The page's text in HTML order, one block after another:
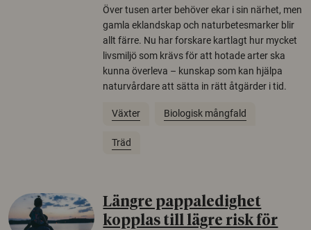
Över tusen arter behöver ekar i sin närhet, men
gamla eklandskap och naturbetesmarker blir
allt färre. Nu har forskare kartlagt hur mycket
livsmiljö som krävs för att hotade arter ska
kunna överleva – kunskap som kan hjälpa
naturvårdare att sätta in rätt åtgärder i tid.
Växter Biologisk mångfald
Träd
Längre pappaledighet
kopplas till lägre risk för